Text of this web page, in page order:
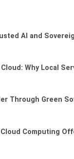
AI and
Why Local
Through Green
Computing